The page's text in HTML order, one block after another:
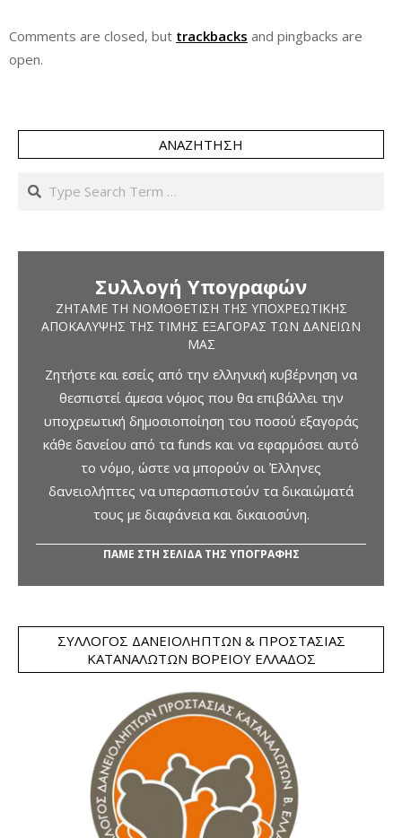
Comments are closed, but trackbacks and pingbacks are
open.
ΑΝΑΖΉΤΗΣΗ
Search
Συλλογή Υπογραφών
ΖΗΤΆΜΕ ΤΗ ΝΟΜΟΘΈΤΙΣΗ ΤΗΣ ΥΠΟΧΡΕΩΤΙΚΉΣ
ΑΠΟΚΆΛΥΨΗΣ ΤΗΣ ΤΙΜΉΣ ΕΞΑΓΟΡΆΣ ΤΩΝ ΔΑΝΕΊΩΝ
ΜΑΣ
Ζητήστε και εσείς από την ελληνική κυβέρνηση να
θεσπιστεί άμεσα νόμος που θα επιβάλλει την
υποχρεωτική δημοσιοποίηση του ποσού εξαγοράς
κάθε δανείου από τα funds και να εφαρμόσει αυτό
το νόμο, ώστε να μπορούν οι Έλληνες
δανειολήπτες να υπερασπιστούν τα δικαιώματά
τους με διαφάνεια και δικαιοσύνη.
ΠΑΜΕ ΣΤΗ ΣΕΛΙΔΑ ΤΗΣ ΥΠΟΓΡΑΦΗΣ
ΣΎΛΛΟΓΟΣ ΔΑΝΕΙΟΛΗΠΤΏΝ & ΠΡΟΣΤΑΣΊΑΣ
ΚΑΤΑΝΑΛΩΤΏΝ ΒΟΡΕΊΟΥ ΕΛΛΆΔΟΣ